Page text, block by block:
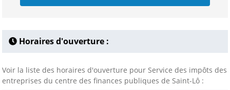
Horaires d'ouverture :
Voir la liste des horaires d'ouverture pour Service des impôts des
entreprises du centre des finances publiques de Saint-Lô :